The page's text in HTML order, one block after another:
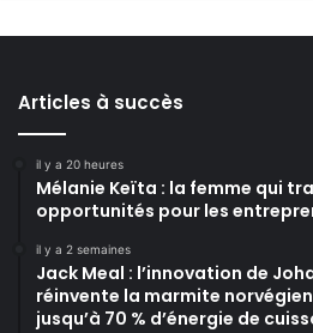
Articles à succès
il y a 20 heures
Mélanie Keïta : la femme qui
opportunités pour les
il y a 2 semaines
Jack Meal : l’innovation de
réinvente la marmite
jusqu’à 70 % d’énergie de